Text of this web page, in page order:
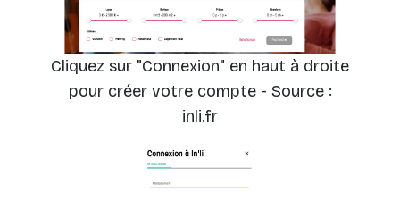
Cliquez sur "Connexion" en haut à droite
pour créer votre compte - Source :
inli.fr